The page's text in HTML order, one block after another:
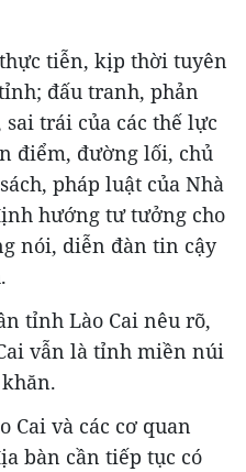
tiễn, kịp thời tuyên
đấu tranh, phản
trái của các thế lực
điểm, đường lối, chủ
pháp luật của Nhà
hướng tư tưởng cho
nói, diễn đàn tin cậy
tỉnh Lào Cai nêu rõ,
vẫn là tỉnh miền núi
Cai và các cơ quan
bàn cần tiếp tục có